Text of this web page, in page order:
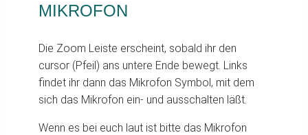
MIKROFON
Die Zoom Leiste erscheint, sobald ihr den
cursor (Pfeil) ans untere Ende bewegt. Links
findet ihr dann das Mikrofon Symbol, mit dem
sich das Mikrofon ein- und ausschalten läßt.
Wenn es bei euch laut ist bitte das Mikrofon